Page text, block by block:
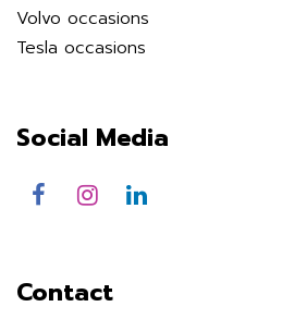
Volvo occasions
Tesla occasions
Social Media
Contact